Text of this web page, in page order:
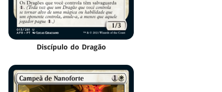
Discípulo do Dragão